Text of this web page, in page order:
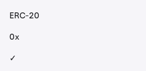
ERC-20
0x
✓